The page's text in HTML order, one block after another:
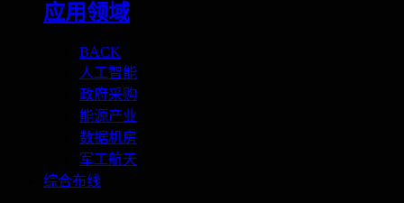
应用领域
BACK
人工智能
政府采购
能源产业
数据机房
军工航天
综合布线